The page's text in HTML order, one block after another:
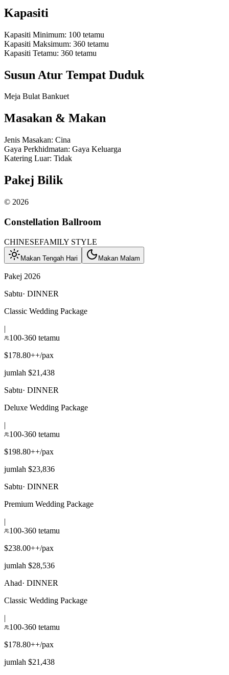
Kapasiti
Kapasiti Minimum: 100 tetamu
Kapasiti Maksimum: 360 tetamu
Kapasiti Tetamu: 360 tetamu
Susun Atur Tempat Duduk
Meja Bulat Bankuet
Masakan & Makan
Jenis Masakan: Cina
Gaya Perkhidmatan: Gaya Keluarga
Katering Luar: Tidak
Pakej Bilik
© 2026
Constellation Ballroom
CHINESEFAMILY STYLE
Makan Tengah Hari Makan Malam
Pakej 2026
Sabtu· DINNER
Classic Wedding Package
|
100-360 tetamu
$178.80++/pax
jumlah $21,438
Sabtu· DINNER
Deluxe Wedding Package
|
100-360 tetamu
$198.80++/pax
jumlah $23,836
Sabtu· DINNER
Premium Wedding Package
|
100-360 tetamu
$238.00++/pax
jumlah $28,536
Ahad· DINNER
Classic Wedding Package
|
100-360 tetamu
$178.80++/pax
jumlah $21,438